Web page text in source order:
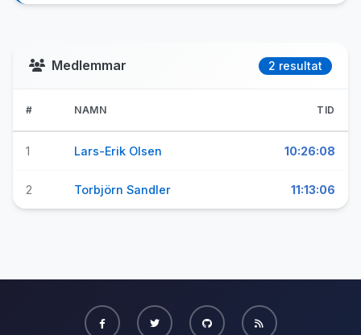
Medlemmar 2 resultat
# NAMN TID
1 Lars-Erik Olsen 10:26:08
2 Torbjörn Sandler 11:13:06